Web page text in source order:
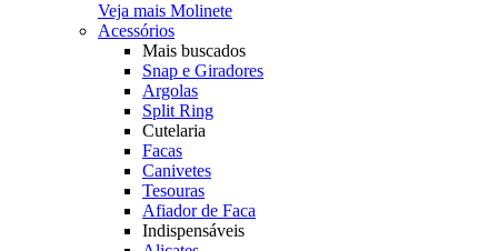
Veja mais Molinete
Acessórios
Mais buscados
Snap e Giradores
Argolas
Split Ring
Cutelaria
Facas
Canivetes
Tesouras
Afiador de Faca
Indispensáveis